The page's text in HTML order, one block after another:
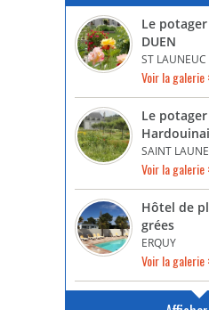
Le
DUEN
ST LAUNEUC
Voir la galerie
Le
SAINT
Voir la galerie
Hôtel de
grées
ERQUY
Voir la galerie